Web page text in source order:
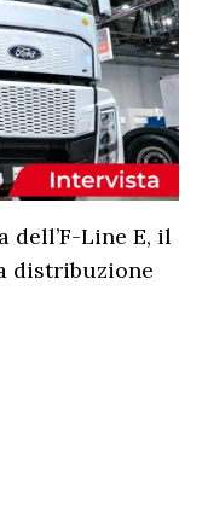
dell’F-Line E, il
distribuzione